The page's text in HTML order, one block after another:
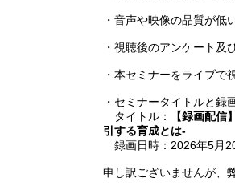
・音声や映像の品質が
・視聴後のアンケート及
・本セミナーをライブ
・セミナータイトルと録
タイトル：
【録画配
引する育成とは-
録画日時：2026年5月
申し訳ございませんが、